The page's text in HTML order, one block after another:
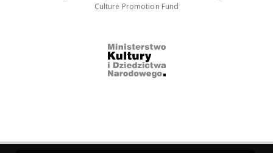
Culture Promotion Fund